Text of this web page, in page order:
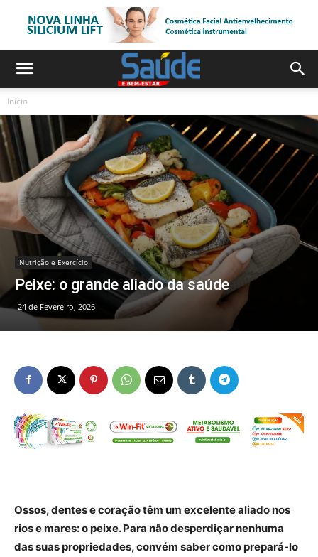
Início
Nutrição e Exercício
Peixe: o grande aliado da saúde
24 de Fevereiro, 2026
Ossos, dentes e coração têm um excelente aliado nos
rios e mares: o peixe. Para não desperdiçar nenhuma
das suas propriedades, convém saber como prepará-lo